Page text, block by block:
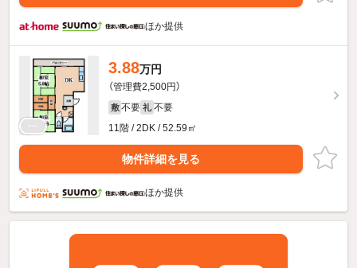
ほか提供
3.88万円
（管理費2,500円）
敷 不要 礼 不要
11階 / 2DK / 52.59㎡
物件詳細を見る
ほか提供